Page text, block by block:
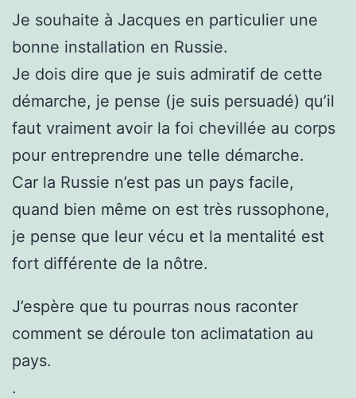
Je souhaite à Jacques en particulier une
bonne installation en Russie.
Je dois dire que je suis admiratif de cette
démarche, je pense (je suis persuadé) qu’il
faut vraiment avoir la foi chevillée au corps
pour entreprendre une telle démarche.
Car la Russie n’est pas un pays facile,
quand bien même on est très russophone,
je pense que leur vécu et la mentalité est
fort différente de la nôtre.
J’espère que tu pourras nous raconter
comment se déroule ton aclimatation au
pays.
.